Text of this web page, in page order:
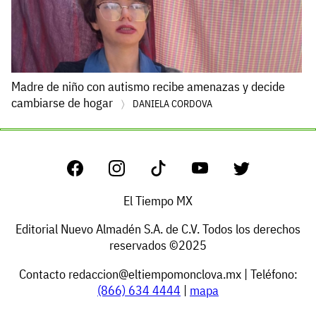
Madre de niño con autismo recibe amenazas y decide
cambiarse de hogar
DANIELA CORDOVA
El Tiempo MX
Editorial Nuevo Almadén S.A. de C.V. Todos los derechos
reservados ©2025
Contacto redaccion@eltiempomonclova.mx| Teléfono:
(866) 634 4444 | mapa